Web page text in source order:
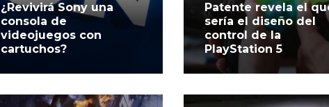
¿Revivirá Sony una
consola de
videojuegos con
cartuchos?
Patente revela el
sería el diseño del
control de la
PlayStation 5